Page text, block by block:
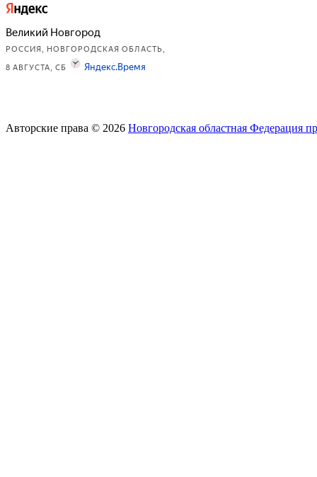
Авторские права © 2026 Новгородская областная Федерация